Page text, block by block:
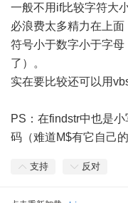
一般不用if比较字符大
必浪费太多精力在上
符号小于数字小于字
了）。
实在要比较还可以用
PS：在findstr中也是
码（难道M$有它自己
支持 反对